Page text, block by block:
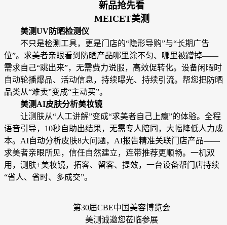
新品抢先看
MEICET美测
美测UV防晒检测仪
不只是检测工具，更是门店的“隐形导购”与“长期广告
位”。求美者亲眼看到防晒产品哪里涂不匀、哪里被蹭掉——
需求自己“跳出来”，无需费力说服，高效促转化。设备闲暇时
自动轮播爆品、活动信息，持续曝光、持续引流。帮您把防晒
品类从“难卖”变成“主动买”。
美测AI皮肤分析美妆镜
让测肤从“人工讲解”变成“求美者自己上瘾”的体验。全程
语音引导，10秒自助出结果，无需专人陪同，大幅降低人力成
本。AI自动分析皮肤8大问题，AI报告精准关联门店产品——
求美者亲眼所见，信任自然建立，连带推荐更顺畅。一机双
用，测肤+美妆镜，拓客、留客、提效，一台设备帮门店持续
“省人、省时、多成交”。
第30届CBE中国美容博览会
美测诚邀您莅临参展